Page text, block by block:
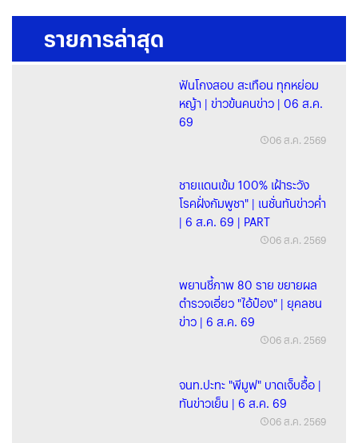
รายการล่าสุด
ฟันโกงสอบ สะเทือน ทุกหย่อม
หญ้า | ข่าวข้นคนข่าว | 06 ส.ค.
69
06 ส.ค. 2569
ชายแดนเข้ม 100% เฝ้าระวัง
โรคฝั่งกัมพูชา" | เนชั่นทันข่าวค่ำ
| 6 ส.ค. 69 | PART
06 ส.ค. 2569
พยานชี้ภาพ 80 ราย ขยายผล
ตำรวจเอี่ยว "ไอ้ป๋อง" | ยุคลชน
ข่าว | 6 ส.ค. 69
06 ส.ค. 2569
จนท.ปะทะ "พีมูฟ" บาดเจ็บอื้อ |
ทันข่าวเย็น | 6 ส.ค. 69
06 ส.ค. 2569